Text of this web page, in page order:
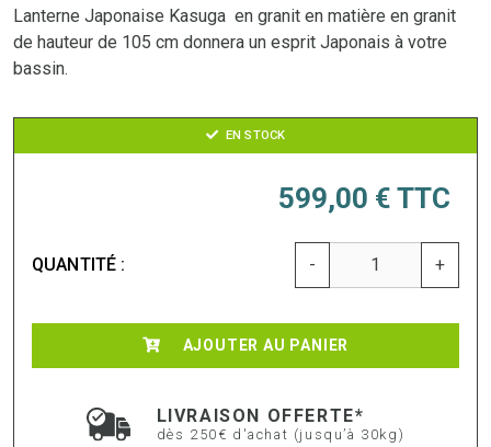
Lanterne Japonaise Kasuga en granit en matière en granit
de hauteur de 105 cm donnera un esprit Japonais à votre
bassin.
EN STOCK
599,00 € TTC
QUANTITÉ : - +
AJOUTER AU PANIER
LIVRAISON OFFERTE*
dès 250€ d'achat (jusqu’à 30kg)